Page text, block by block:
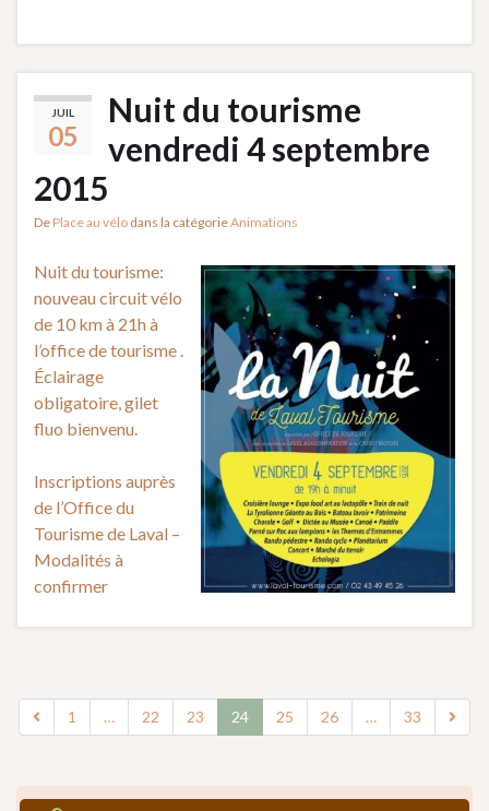
JUIL
05
Nuit du tourisme
vendredi 4 septembre
2015
De Place au vélo dans la catégorieAnimations
Nuit du tourisme:
nouveau circuit vélo
de 10 km à 21h à
l’office de tourisme .
Éclairage
obligatoire, gilet
fluo bienvenu.
Inscriptions auprès
de l’Office du
Tourisme de Laval –
Modalités à
confirmer
1 … 22 23 24 25 26 … 33